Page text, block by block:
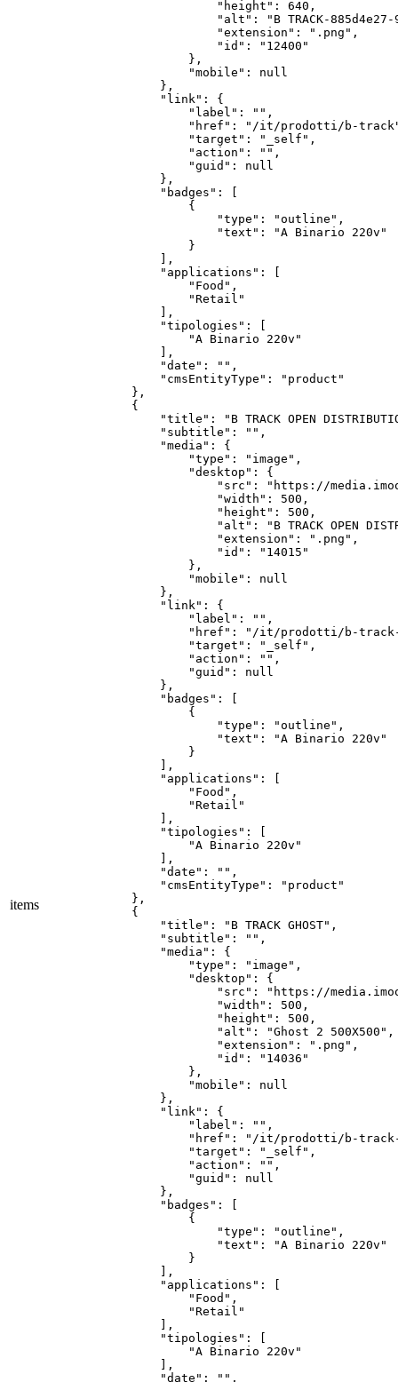
items
                "height": 640,
"alt": "B TRACK-
                "extension": ".png",
                "id": "12400"
            },
            "mobile": null
        },
        "link": {
            "label": "",
"href": "/it/prodotti/b-
            "target": "_self",
            "action": "",
            "guid": null
        },
        "badges": [
            {
                "type": "outline",
                "text": "A Binario 220v"
            }
        ],
        "applications": [
            "Food",
            "Retail"
        ],
        "tipologies": [
            "A Binario 220v"
        ],
        "date": "",
        "cmsEntityType": "product"
    },
    {
"title": "B TRACK OPEN
        "subtitle": "",
        "media": {
            "type": "image",
            "desktop": {
"src": "https://
                "width": 500,
                "height": 500,
"alt": "B TRACK OPEN
                "extension": ".png",
                "id": "14015"
            },
            "mobile": null
        },
        "link": {
            "label": "",
"href": "/it/prodotti/b-
            "target": "_self",
            "action": "",
            "guid": null
        },
        "badges": [
            {
                "type": "outline",
                "text": "A Binario 220v"
            }
        ],
        "applications": [
            "Food",
            "Retail"
        ],
        "tipologies": [
            "A Binario 220v"
        ],
        "date": "",
        "cmsEntityType": "product"
    },
    {
        "title": "B TRACK GHOST",
        "subtitle": "",
        "media": {
            "type": "image",
            "desktop": {
"src": "https://
                "width": 500,
                "height": 500,
                "alt": "Ghost 2 500X500",
                "extension": ".png",
                "id": "14036"
            },
            "mobile": null
        },
        "link": {
            "label": "",
"href": "/it/prodotti/b-
            "target": "_self",
            "action": "",
            "guid": null
        },
        "badges": [
            {
                "type": "outline",
                "text": "A Binario 220v"
            }
        ],
        "applications": [
            "Food",
            "Retail"
        ],
        "tipologies": [
            "A Binario 220v"
        ],
        "date": "",